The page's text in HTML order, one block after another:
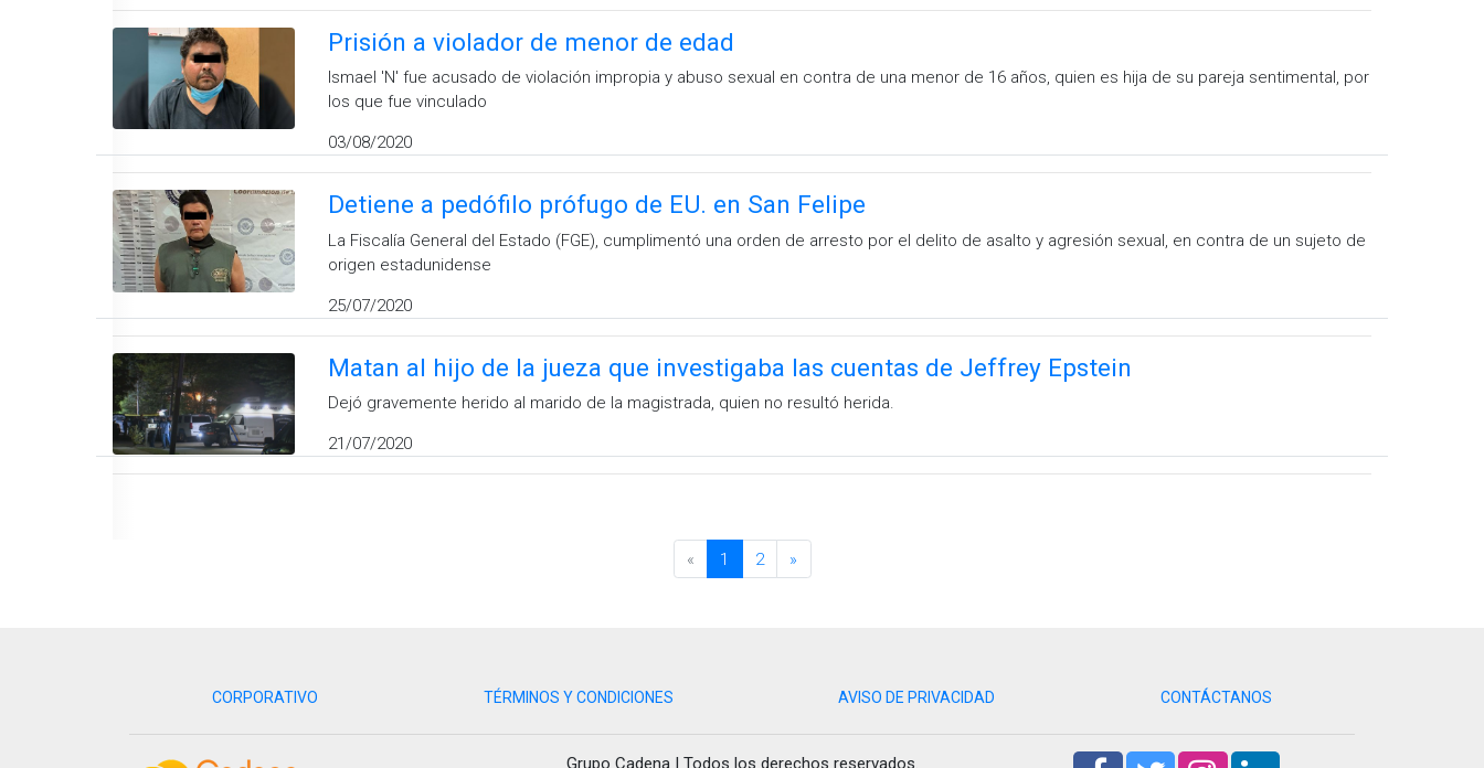
Prisión a violador de menor de edad
Ismael 'N' fue acusado de violación impropia y abuso sexual en contra de una menor de 16 años, quien es hija de su pareja sentimental, por
los que fue vinculado
03/08/2020
Detiene a pedófilo prófugo de EU. en San Felipe
La Fiscalía General del Estado (FGE), cumplimentó una orden de arresto por el delito de asalto y agresión sexual, en contra de un sujeto de
origen estadunidense
25/07/2020
Matan al hijo de la jueza que investigaba las cuentas de Jeffrey Epstein
Dejó gravemente herido al marido de la magistrada, quien no resultó herida.
21/07/2020
« 1 2 »
CORPORATIVO TÉRMINOS Y CONDICIONES AVISO DE PRIVACIDAD CONTÁCTANOS
Grupo Cadena | Todos los derechos reservados.